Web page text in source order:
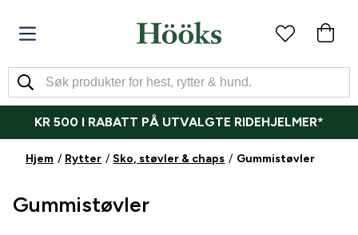
KR 500 I RABATT PÅ UTVALGTE RIDEHJELMER*
Hjem Rytter Sko, støvler & chaps Gummistøvler
Gummistøvler